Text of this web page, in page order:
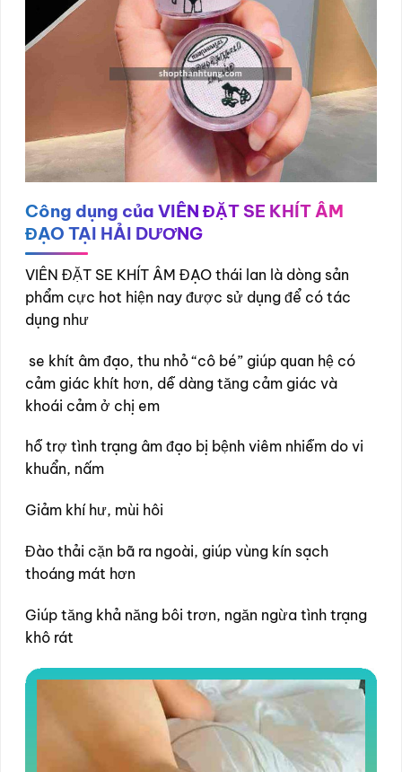
Công dụng của VIÊN ĐẶT SE KHÍT ÂM
ĐẠO TẠI HẢI DƯƠNG
VIÊN ĐẶT SE KHÍT ÂM ĐẠO thái lan là dòng sản
phẩm cực hot hiện nay được sử dụng để có tác
dụng như
se khít âm đạo, thu nhỏ “cô bé” giúp quan hệ có
cảm giác khít hơn, dễ dàng tăng cảm giác và
khoái cảm ở chị em
hỗ trợ tình trạng âm đạo bị bệnh viêm nhiễm do vi
khuẩn, nấm
Giảm khí hư, mùi hôi
Đào thải cặn bã ra ngoài, giúp vùng kín sạch
thoáng mát hơn
Giúp tăng khả năng bôi trơn, ngăn ngừa tình trạng
khô rát